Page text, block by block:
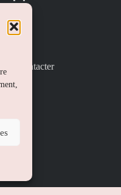
À propos
contacter